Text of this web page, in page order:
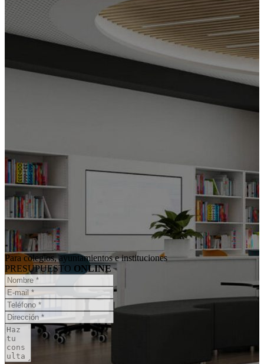
Para colegios, ayuntamientos e instituciones
PRESUPUESTO ONLINE